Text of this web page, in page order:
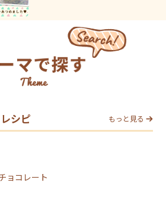
シピ もっと見る
ョコレート